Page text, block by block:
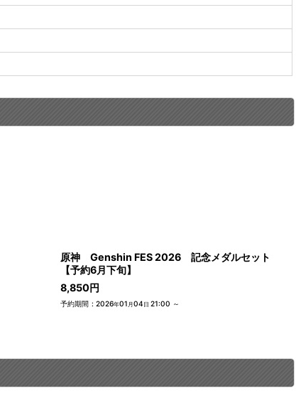
原神 Genshin FES 2026 記念メダルセット
【予約6月下旬】
8,850円
予約期間 : 2026年01 月04 日 21:00 ～